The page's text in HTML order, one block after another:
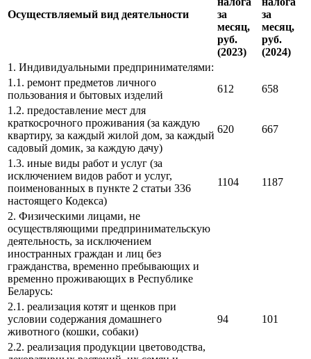
Осуществляемый вид деятельности
за
месяц,
руб.
(2023)
за
месяц,
руб.
(2024)
1. Индивидуальными предпринимателями:
1.1. ремонт предметов личного
пользования и бытовых изделий
612
658
1.2. предоставление мест для
краткосрочного проживания (за каждую
квартиру, за каждый жилой дом, за каждый
садовый домик, за каждую дачу)
620 667
1.3. иные виды работ и услуг (за
исключением видов работ и услуг,
поименованных в пункте 2 статьи 336
настоящего Кодекса)
1104 1187
2. Физическими лицами, не
осуществляющими предпринимательскую
деятельность, за исключением
иностранных граждан и лиц без
гражданства, временно пребывающих и
временно проживающих в Республике
Беларусь:
2.1. реализация котят и щенков при
условии содержания домашнего
животного (кошки, собаки)
94 101
2.2. реализация продукции цветоводства,